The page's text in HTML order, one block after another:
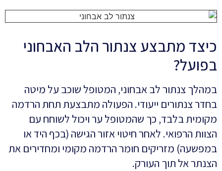
כיצד מתבצע צנתור הלב האבחוני
בפועל?
במהלך צנתור לב אבחוני, המטופל שוכב על מיטה
בחדר צנתורים ייעודי. הפעולה מתבצעת תחת הרדמה
מקומית בלבד, כך שהמטופל ער ויכול לשוחח עם
הצוות הרפואי. לאחר חיטוי אזור הגישה (בכף היד או
במפשעה) מזריקים חומר הרדמה מקומי ומחדירים את
הצנתר אל תוך העורק.